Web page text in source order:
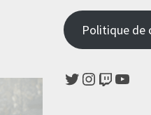
Politique
Twitter
Instagram
Twitch